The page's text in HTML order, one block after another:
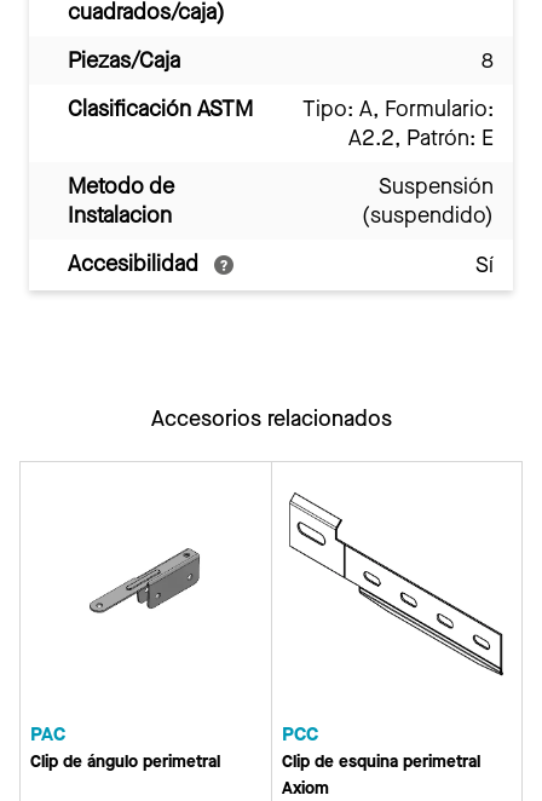
cuadrados/caja)
Piezas/Caja
8
Clasificación ASTM
Tipo: A, Formulario:
A2.2, Patrón: E
Metodo de
Instalacion
Suspensión
(suspendido)
Accesibilidad
Sí
Accesorios relacionados
PAC
Clip de ángulo perimetral
PCC
Clip de esquina perimetral
Axiom